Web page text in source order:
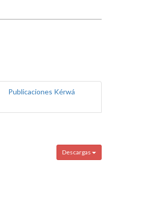
Publicaciones Kérwá
Descargas